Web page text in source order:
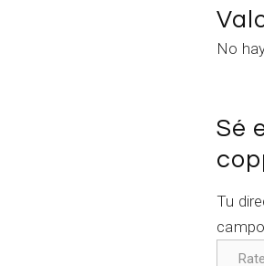
No
Sé
Tu